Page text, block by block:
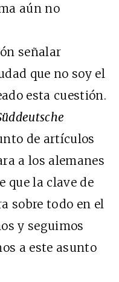
aún no
señalar
que no soy el
esta cuestión.
de artículos
a los alemanes
que la clave de
sobre todo en el
y seguimos
a este asunto